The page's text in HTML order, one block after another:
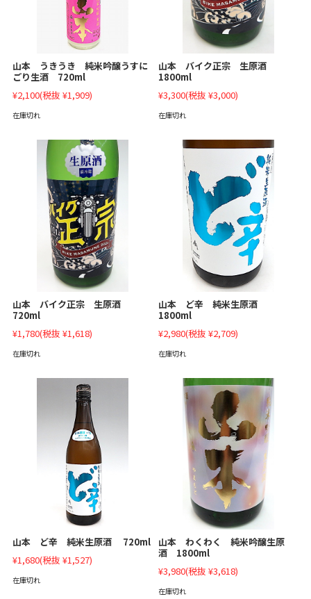
山本 うきうき 純米吟醸うすに
ごり生酒 720ml
¥2,100(税抜 ¥1,909)
在庫切れ
山本 バイク正宗 生原酒
1800ml
¥3,300(税抜 ¥3,000)
在庫切れ
山本 バイク正宗 生原酒
720ml
¥1,780(税抜 ¥1,618)
在庫切れ
山本 ど辛 純米生原酒
1800ml
¥2,980(税抜 ¥2,709)
在庫切れ
山本 ど辛 純米生原酒 720ml
¥1,680(税抜 ¥1,527)
在庫切れ
山本 わくわく 純米吟醸生原
酒 1800ml
¥3,980(税抜 ¥3,618)
在庫切れ